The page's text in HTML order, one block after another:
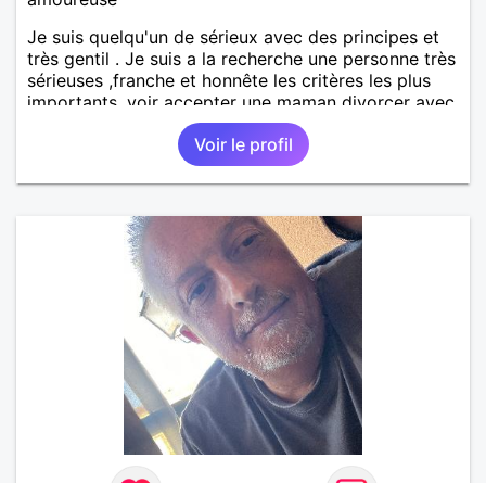
Je suis quelqu'un de sérieux avec des principes et
très gentil . Je suis a la recherche une personne très
sérieuses ,franche et honnête les critères les plus
importants, voir accepter une maman divorcer avec
son enfant il n y a aucun problème. S' abstenir au
personne non sérieuse merci. Recherche dans un
premier temps dialogue et apprendre à connaître la
personne puis dans un deuxième temps relation plus
professionnelle et agent de sécurité privée et
agents SIAP1. ET télésurveillance et vidéo
protection dans les casino supermarché. en CDI
Mes passions. Sont la robotique ,vtt ,Echeque
,astronomie . Service militaire belfort 35 régiment d
infanterie et engager sur 5 ans.de (1998 a 2003.)
Divers je fait en moyenne 6 km de marche par jour
a pieds. A la fin de mon travail a mon domicile. J 'ai
un rêve cet de construire une vie a deux en
harmonie. Si je pourrais lui décrocher la lune je le
ferais. A chaque fois que je vois un beau ciel étoilé
je rêve d' être avec quelqu'un.
Voir le profil